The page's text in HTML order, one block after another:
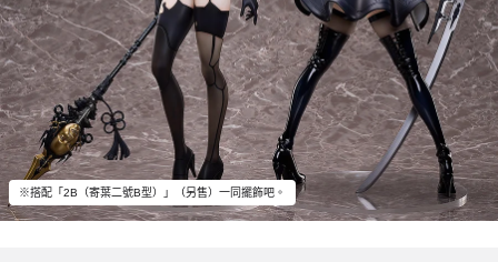
※搭配「2B（寄葉二號B型）」（另售）一同擺飾吧。